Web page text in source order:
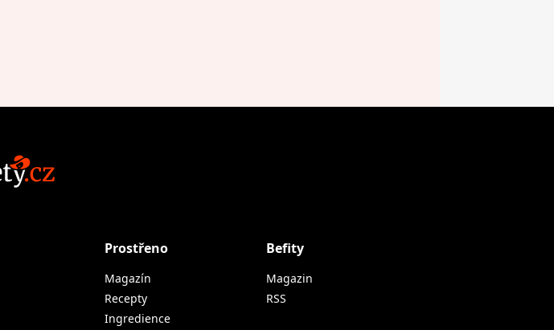
Prostřeno
Magazín
Recepty
Ingredience
Befity
Magazin
RSS